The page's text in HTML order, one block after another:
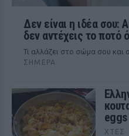
Δεν είναι η ιδέα σου:
δεν αντέχεις το ποτό
Τι αλλάζει στο σώμα σου και
ΣΉΜΕΡΑ
ΧΤΕΣ